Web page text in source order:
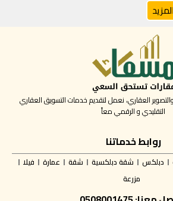
العقاري، نعمل لتقديم خدمات التسويق العقاري
التقليدي و الرقمي معاً
روابط خدماتنا
دبلكس شقة دبلكسية شقة عمارة
فيلا
مزرعة